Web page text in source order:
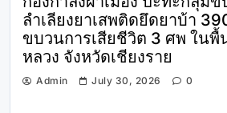
ลำเลียงยาเสพติดยึดยาบ้า
ขบวนการเสียชีวิต 3 ศพ ในพื้
หลวง จังหวัดเชียงราย
Admin July 30, 2026 0